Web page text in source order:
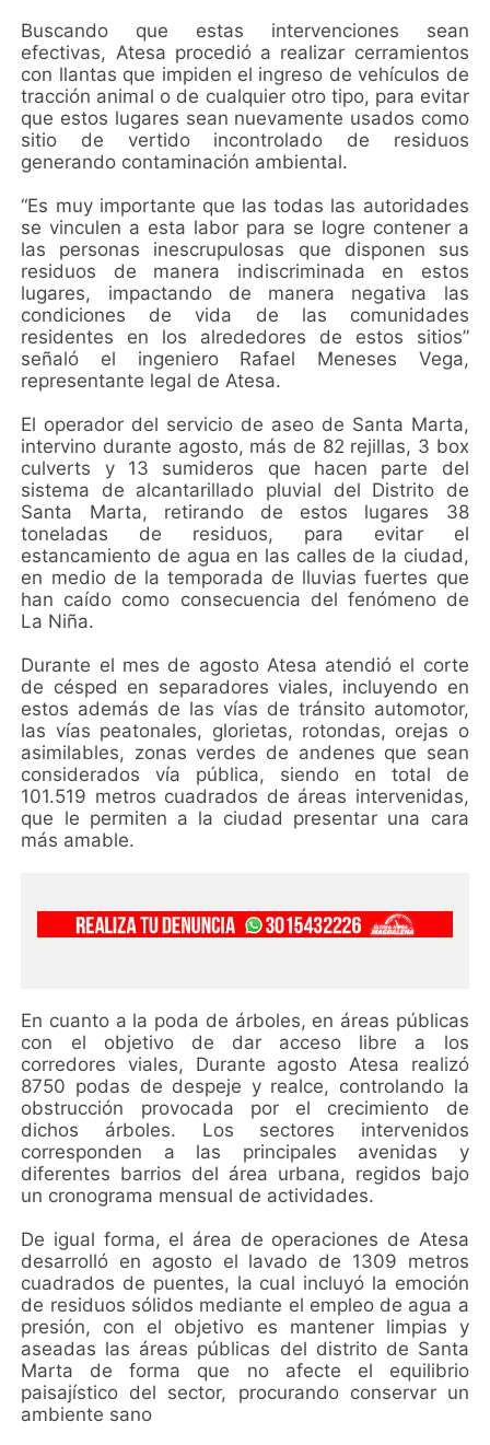
Buscando que estas intervenciones sean
efectivas, Atesa procedió a realizar cerramientos
con llantas que impiden el ingreso de vehículos de
tracción animal o de cualquier otro tipo, para evitar
que estos lugares sean nuevamente usados como
sitio de vertido incontrolado de residuos
generando contaminación ambiental.
“Es muy importante que las todas las autoridades
se vinculen a esta labor para se logre contener a
las personas inescrupulosas que disponen sus
residuos de manera indiscriminada en estos
lugares, impactando de manera negativa las
condiciones de vida de las comunidades
residentes en los alrededores de estos sitios”
señaló el ingeniero Rafael Meneses Vega,
representante legal de Atesa.
El operador del servicio de aseo de Santa Marta,
intervino durante agosto, más de 82 rejillas, 3 box
culverts y 13 sumideros que hacen parte del
sistema de alcantarillado pluvial del Distrito de
Santa Marta, retirando de estos lugares 38
toneladas de residuos, para evitar el
estancamiento de agua en las calles de la ciudad,
en medio de la temporada de lluvias fuertes que
han caído como consecuencia del fenómeno de
La Niña.
Durante el mes de agosto Atesa atendió el corte
de césped en separadores viales, incluyendo en
estos además de las vías de tránsito automotor,
las vías peatonales, glorietas, rotondas, orejas o
asimilables, zonas verdes de andenes que sean
considerados vía pública, siendo en total de
101.519 metros cuadrados de áreas intervenidas,
que le permiten a la ciudad presentar una cara
más amable.
En cuanto a la poda de árboles, en áreas públicas
con el objetivo de dar acceso libre a los
corredores viales, Durante agosto Atesa realizó
8750 podas de despeje y realce, controlando la
obstrucción provocada por el crecimiento de
dichos árboles. Los sectores intervenidos
corresponden a las principales avenidas y
diferentes barrios del área urbana, regidos bajo
un cronograma mensual de actividades.
De igual forma, el área de operaciones de Atesa
desarrolló en agosto el lavado de 1309 metros
cuadrados de puentes, la cual incluyó la emoción
de residuos sólidos mediante el empleo de agua a
presión, con el objetivo es mantener limpias y
aseadas las áreas públicas del distrito de Santa
Marta de forma que no afecte el equilibrio
paisajístico del sector, procurando conservar un
ambiente sano